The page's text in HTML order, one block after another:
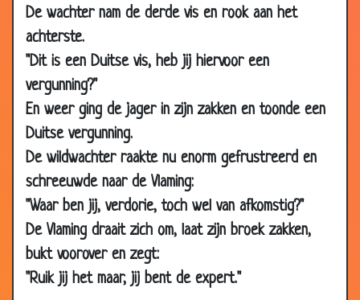
De wachter nam de derde vis en rook aan het
achterste.
"Dit is een Duitse vis, heb jij hiervoor een
vergunning?"
En weer ging de jager in zijn zakken en toonde een
Duitse vergunning.
De wildwachter raakte nu enorm gefrustreerd en
schreeuwde naar de Vlaming:
"Waar ben jij, verdorie, toch wel van afkomstig?"
De Vlaming draait zich om, laat zijn broek zakken,
bukt voorover en zegt:
"Ruik jij het maar, jij bent de expert."
07 Oct
2011
Slime belg
23 May
Ongeluk
14 Feb 2011 Sollicitatie
3.74
19 Jan
2011
Dangerous
10 Dec
2010
Liegbeesten
02 Dec
2010
De grens over 3.18
01 Dec
Wil je lachen?